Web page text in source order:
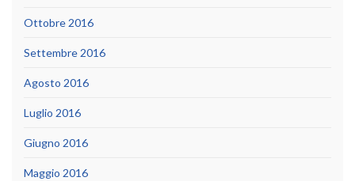
Ottobre 2016
Settembre 2016
Agosto 2016
Luglio 2016
Giugno 2016
Maggio 2016